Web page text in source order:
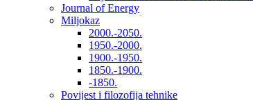
Journal of Energy
Miljokaz
2000.-2050.
1950.-2000.
1900.-1950.
1850.-1900.
-1850.
Povijest i filozofija tehnike